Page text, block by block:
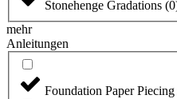
Stonehenge Gradations (0
mehr
Anleitungen
Foundation Paper Piecing